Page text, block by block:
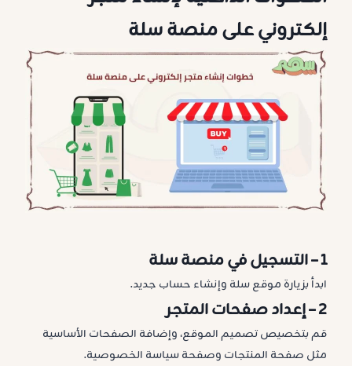
إلكتروني على منصة سلة
1 – التسجيل في منصة سلة
ابدأ بزيارة موقع سلة وإنشاء حساب جديد.
2 – إعداد صفحات المتجر
قم بتخصيص تصميم الموقع، وإضافة الصفحات الأساسية
مثل صفحة المنتجات وصفحة سياسة الخصوصية.